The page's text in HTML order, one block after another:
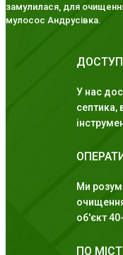
замулилася, для
мулосос Андрусівка.
У нас
септика,
Ми
об'єкт
ПО